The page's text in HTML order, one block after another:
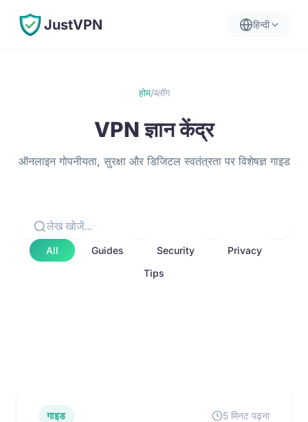
JustVPN हिन्दी
होम/ब्लॉग
VPN ज्ञान केंद्र
ऑनलाइन गोपनीयता, सुरक्षा और डिजिटल स्वतंत्रता पर विशेषज्ञ गाइड
All Guides Security
Privacy
Tips
गाइड 5 मिनट पढ़ना